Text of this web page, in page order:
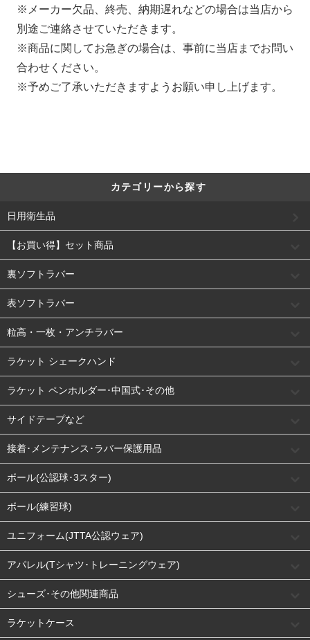
※メーカー欠品、終売、納期遅れなどの場合は当店から
別途ご連絡させていただきます。
※商品に関してお急ぎの場合は、事前に当店までお問い
合わせください。
※予めご了承いただきますようお願い申し上げます。
カテゴリーから探す
日用衛生品
【お買い得】セット商品
裏ソフトラバー
表ソフトラバー
粒高・一枚・アンチラバー
ラケット シェークハンド
ラケット ペンホルダー･中国式･その他
サイドテープなど
接着･メンテナンス･ラバー保護用品
ボール(公認球･3スター)
ボール(練習球)
ユニフォーム(JTTA公認ウェア)
アパレル(Tシャツ･トレーニングウェア)
シューズ･その他関連商品
ラケットケース